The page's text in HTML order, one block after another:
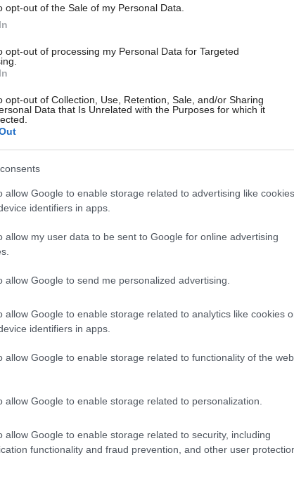
opt-out of the Sale of my Personal Data.
opt-out of processing my Personal Data for Targeted
opt-out of Collection, Use, Retention, Sale, and/or Sharing
Data that Is Unrelated with the Purposes for which it
allow Google to enable storage related to advertising like
identifiers in apps.
allow my user data to be sent to Google for online advertising
allow Google to send me personalized advertising.
allow Google to enable storage related to analytics like cookies
identifiers in apps.
allow Google to enable storage related to functionality of the
allow Google to enable storage related to personalization.
allow Google to enable storage related to security, including
functionality and fraud prevention, and other user
vidíte, je sa čím inšpirovať – jednoducho nie je posteľ
stane neklasický interiérový kríženec, ktorý bude
06. 04. 2013
Pohodlná posteľ a jej
nápadité čelo
bežná, i keď je supermoderná, sa môže vytvoriť
nábytku budú pohyblivé: posteľ, posuvné dvere, ba i
čelo postele.